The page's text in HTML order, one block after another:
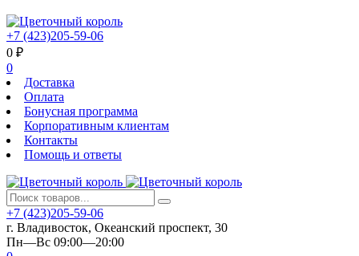
+7 (423)205-59-06
0 ₽
0
Доставка
Оплата
Бонусная программа
Корпоративным клиентам
Контакты
Помощь и ответы
+7 (423)205-59-06
г. Владивосток, Океанский проспект, 30
Пн—Вс 09:00—20:00